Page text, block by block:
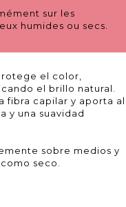
sur les
humides ou secs.
el color,
el brillo natural.
fibra capilar y aporta al
y una suavidad
sobre medios y
seco.